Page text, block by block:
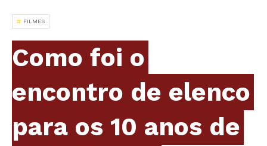
FILMES
Como foi o
encontro de elenco
para os 10 anos de